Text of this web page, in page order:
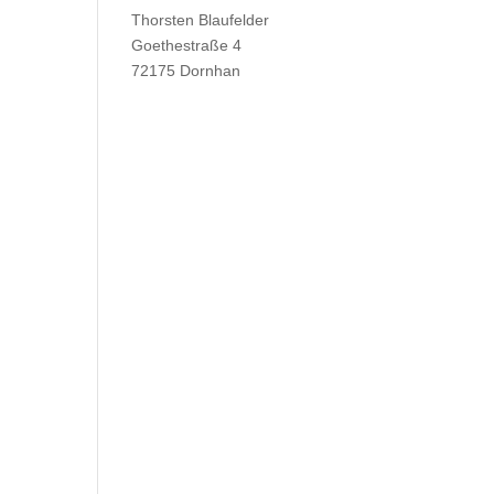
Thorsten Blaufelder
Goethestraße 4
72175 Dornhan